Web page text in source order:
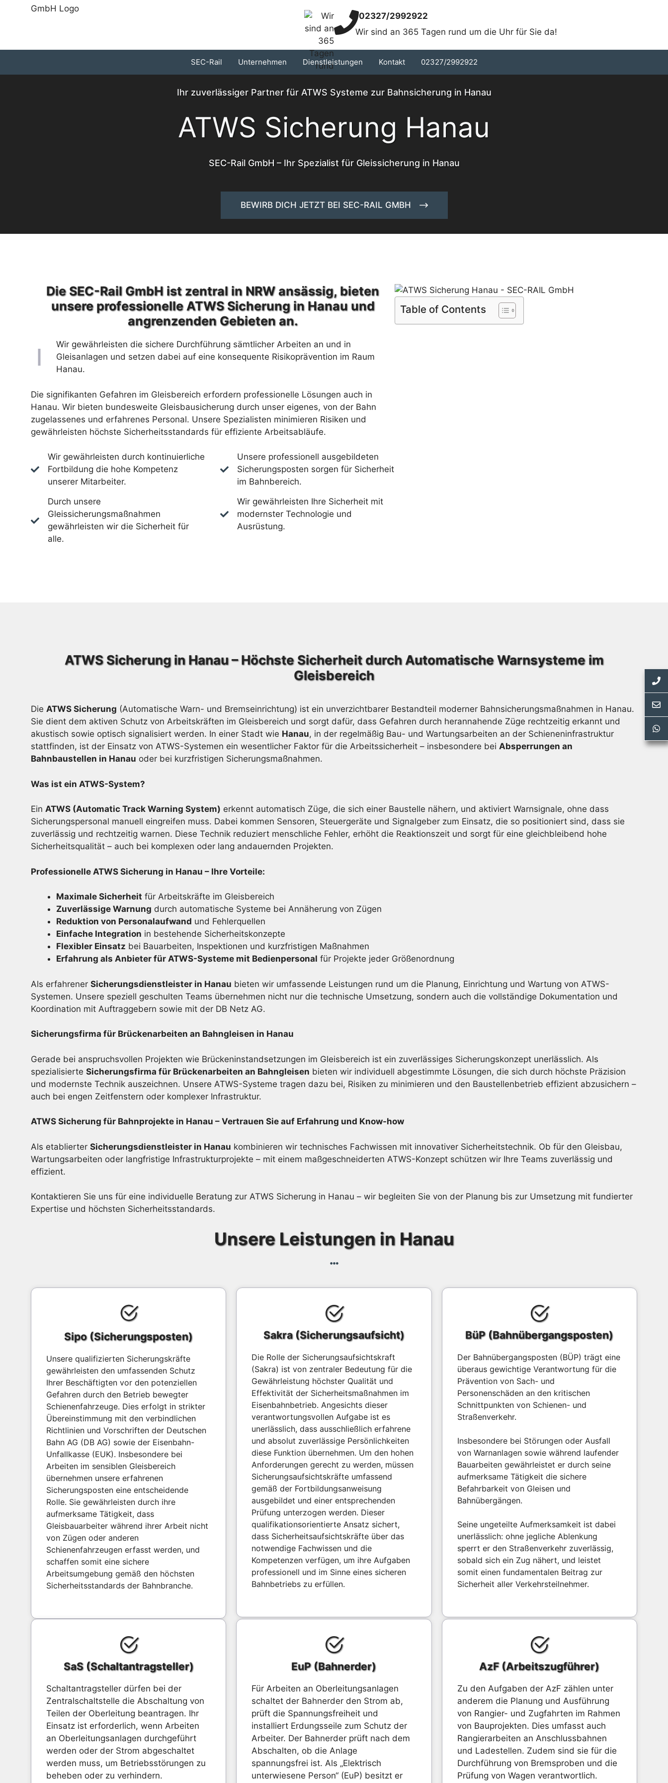
02327/2992922
Wir sind an 365 Tagen rund um die Uhr für Sie da!
SEC-Rail Unternehmen Dienstleistungen Kontakt 02327/2992922
Ihr zuverlässiger Partner für ATWS Systeme zur Bahnsicherung in Hanau
ATWS Sicherung Hanau
SEC-Rail GmbH – Ihr Spezialist für Gleissicherung in Hanau
BEWIRB DICH JETZT BEI SEC-RAIL GMBH
Die SEC-Rail GmbH ist zentral in NRW ansässig, bieten
unsere professionelle ATWS Sicherung in Hanau und
angrenzenden Gebieten an.
Wir gewährleisten die sichere Durchführung sämtlicher Arbeiten an und in
Gleisanlagen und setzen dabei auf eine konsequente Risikoprävention im Raum
Hanau.
Die signifikanten Gefahren im Gleisbereich erfordern professionelle Lösungen auch in
Hanau. Wir bieten bundesweite Gleisbausicherung durch unser eigenes, von der Bahn
zugelassenes und erfahrenes Personal. Unsere Spezialisten minimieren Risiken und
gewährleisten höchste Sicherheitsstandards für effiziente Arbeitsabläufe.
Wir gewährleisten durch kontinuierliche
Fortbildung die hohe Kompetenz
unserer Mitarbeiter.
Durch unsere
Gleissicherungsmaßnahmen
gewährleisten wir die Sicherheit für
alle.
Unsere professionell ausgebildeten
Sicherungsposten sorgen für Sicherheit
im Bahnbereich.
Wir gewährleisten Ihre Sicherheit mit
modernster Technologie und
Ausrüstung.
Table of Contents
ATWS Sicherung in Hanau – Höchste Sicherheit durch Automatische Warnsysteme im
Gleisbereich
Die ATWS Sicherung (Automatische Warn- und Bremseinrichtung) ist ein unverzichtbarer Bestandteil moderner Bahnsicherungsmaßnahmen in Hanau.
Sie dient dem aktiven Schutz von Arbeitskräften im Gleisbereich und sorgt dafür, dass Gefahren durch herannahende Züge rechtzeitig erkannt und
akustisch sowie optisch signalisiert werden. In einer Stadt wie Hanau, in der regelmäßig Bau- und Wartungsarbeiten an der Schieneninfrastruktur
stattfinden, ist der Einsatz von ATWS-Systemen ein wesentlicher Faktor für die Arbeitssicherheit – insbesondere bei Absperrungen an
Bahnbaustellen in Hanau oder bei kurzfristigen Sicherungsmaßnahmen.
Was ist ein ATWS-System?
Ein ATWS (Automatic Track Warning System) erkennt automatisch Züge, die sich einer Baustelle nähern, und aktiviert Warnsignale, ohne dass
Sicherungspersonal manuell eingreifen muss. Dabei kommen Sensoren, Steuergeräte und Signalgeber zum Einsatz, die so positioniert sind, dass sie
zuverlässig und rechtzeitig warnen. Diese Technik reduziert menschliche Fehler, erhöht die Reaktionszeit und sorgt für eine gleichbleibend hohe
Sicherheitsqualität – auch bei komplexen oder lang andauernden Projekten.
Professionelle ATWS Sicherung in Hanau – Ihre Vorteile:
Maximale Sicherheit für Arbeitskräfte im Gleisbereich
Zuverlässige Warnung durch automatische Systeme bei Annäherung von Zügen
Reduktion von Personalaufwand und Fehlerquellen
Einfache Integration in bestehende Sicherheitskonzepte
Flexibler Einsatz bei Bauarbeiten, Inspektionen und kurzfristigen Maßnahmen
Erfahrung als Anbieter für ATWS-Systeme mit Bedienpersonal für Projekte jeder Größenordnung
Als erfahrener Sicherungsdienstleister in Hanau bieten wir umfassende Leistungen rund um die Planung, Einrichtung und Wartung von ATWS-
Systemen. Unsere speziell geschulten Teams übernehmen nicht nur die technische Umsetzung, sondern auch die vollständige Dokumentation und
Koordination mit Auftraggebern sowie mit der DB Netz AG.
Sicherungsfirma für Brückenarbeiten an Bahngleisen in Hanau
Gerade bei anspruchsvollen Projekten wie Brückeninstandsetzungen im Gleisbereich ist ein zuverlässiges Sicherungskonzept unerlässlich. Als
spezialisierte Sicherungsfirma für Brückenarbeiten an Bahngleisen bieten wir individuell abgestimmte Lösungen, die sich durch höchste Präzision
und modernste Technik auszeichnen. Unsere ATWS-Systeme tragen dazu bei, Risiken zu minimieren und den Baustellenbetrieb effizient abzusichern –
auch bei engen Zeitfenstern oder komplexer Infrastruktur.
ATWS Sicherung für Bahnprojekte in Hanau – Vertrauen Sie auf Erfahrung und Know-how
Als etablierter Sicherungsdienstleister in Hanau kombinieren wir technisches Fachwissen mit innovativer Sicherheitstechnik. Ob für den Gleisbau,
Wartungsarbeiten oder langfristige Infrastrukturprojekte – mit einem maßgeschneiderten ATWS-Konzept schützen wir Ihre Teams zuverlässig und
effizient.
Kontaktieren Sie uns für eine individuelle Beratung zur ATWS Sicherung in Hanau – wir begleiten Sie von der Planung bis zur Umsetzung mit fundierter
Expertise und höchsten Sicherheitsstandards.
Unsere Leistungen in Hanau
Sipo (Sicherungsposten)
Unsere qualifizierten Sicherungskräfte
gewährleisten den umfassenden Schutz
Ihrer Beschäftigten vor den potenziellen
Gefahren durch den Betrieb bewegter
Schienenfahrzeuge. Dies erfolgt in strikter
Übereinstimmung mit den verbindlichen
Richtlinien und Vorschriften der Deutschen
Bahn AG (DB AG) sowie der Eisenbahn-
Unfallkasse (EUK). Insbesondere bei
Arbeiten im sensiblen Gleisbereich
übernehmen unsere erfahrenen
Sicherungsposten eine entscheidende
Rolle. Sie gewährleisten durch ihre
aufmerksame Tätigkeit, dass
Gleisbauarbeiter während ihrer Arbeit nicht
von Zügen oder anderen
Schienenfahrzeugen erfasst werden, und
schaffen somit eine sichere
Arbeitsumgebung gemäß den höchsten
Sicherheitsstandards der Bahnbranche.
Sakra (Sicherungsaufsicht)
Die Rolle der Sicherungsaufsichtskraft
(Sakra) ist von zentraler Bedeutung für die
Gewährleistung höchster Qualität und
Effektivität der Sicherheitsmaßnahmen im
Eisenbahnbetrieb. Angesichts dieser
verantwortungsvollen Aufgabe ist es
unerlässlich, dass ausschließlich erfahrene
und absolut zuverlässige Persönlichkeiten
diese Funktion übernehmen. Um den hohen
Anforderungen gerecht zu werden, müssen
Sicherungsaufsichtskräfte umfassend
gemäß der Fortbildungsanweisung
ausgebildet und einer entsprechenden
Prüfung unterzogen werden. Dieser
qualifikationsorientierte Ansatz sichert,
dass Sicherheitsaufsichtskräfte über das
notwendige Fachwissen und die
Kompetenzen verfügen, um ihre Aufgaben
professionell und im Sinne eines sicheren
Bahnbetriebs zu erfüllen.
BüP (Bahnübergangsposten)
Der Bahnübergangsposten (BÜP) trägt eine
überaus gewichtige Verantwortung für die
Prävention von Sach- und
Personenschäden an den kritischen
Schnittpunkten von Schienen- und
Straßenverkehr.
Insbesondere bei Störungen oder Ausfall
von Warnanlagen sowie während laufender
Bauarbeiten gewährleistet er durch seine
aufmerksame Tätigkeit die sichere
Befahrbarkeit von Gleisen und
Bahnübergängen.
Seine ungeteilte Aufmerksamkeit ist dabei
unerlässlich: ohne jegliche Ablenkung
sperrt er den Straßenverkehr zuverlässig,
sobald sich ein Zug nähert, und leistet
somit einen fundamentalen Beitrag zur
Sicherheit aller Verkehrsteilnehmer.
SaS (Schaltantragsteller)
Schaltantragsteller dürfen bei der
Zentralschaltstelle die Abschaltung von
Teilen der Oberleitung beantragen. Ihr
Einsatz ist erforderlich, wenn Arbeiten
an Oberleitungsanlagen durchgeführt
werden oder der Strom abgeschaltet
werden muss, um Betriebsstörungen zu
beheben oder zu verhindern.
EuP (Bahnerder)
Für Arbeiten an Oberleitungsanlagen
schaltet der Bahnerder den Strom ab,
prüft die Spannungsfreiheit und
installiert Erdungsseile zum Schutz der
Arbeiter. Der Bahnerder prüft nach dem
Abschalten, ob die Anlage
spannungsfrei ist. Als „Elektrisch
unterwiesene Person“ (EuP) besitzt er
AzF (Arbeitszugführer)
Zu den Aufgaben der AzF zählen unter
anderem die Planung und Ausführung
von Rangier- und Zugfahrten im Rahmen
von Bauprojekten. Dies umfasst auch
Rangierarbeiten an Anschlussbahnen
und Ladestellen. Zudem sind sie für die
Durchführung von Bremsproben und die
Prüfung von Wagen verantwortlich.